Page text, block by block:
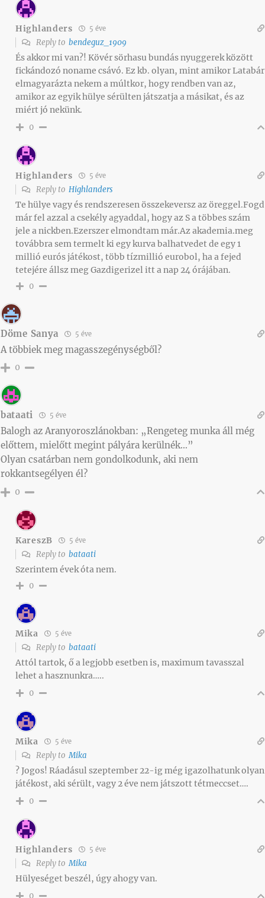
Highlanders 5 éve
Reply to bendeguz_1909
És akkor mi van?! Kövér sörhasu bundás nyuggerek között
fickándozó noname csávó. Ez kb. olyan, mint amikor Latabár
elmagyarázta nekem a múltkor, hogy rendben van az,
amikor az egyik hülye sérülten játszatja a másikat, és az
miért jó nekünk.
0
Highlanders 5 éve
Reply to Highlanders
Te hülye vagy és rendszeresen összekeversz az öreggel.Fogd
már fel azzal a csekély agyaddal, hogy az S a többes szám
jele a nickben.Ezerszer elmondtam már.Az akademia.meg
továbbra sem termelt ki egy kurva balhatvedet de egy 1
millió eurós játékost, több tízmillió eurobol, ha a fejed
tetejére állsz meg Gazdigerizel itt a nap 24 órájában.
0
Döme Sanya 5 éve
A többiek meg magasszegénységből?
0
bataati 5 éve
Balogh az Aranyoroszlánokban: „Rengeteg munka áll még
előttem, mielőtt megint pályára kerülnék…”
Olyan csatárban nem gondolkodunk, aki nem
rokkantsegélyen él?
0
KareszB 5 éve
Reply to bataati
Szerintem évek óta nem.
0
Mika 5 éve
Reply to bataati
Attól tartok, ő a legjobb esetben is, maximum tavasszal
lehet a hasznunkra…..
0
Mika 5 éve
Reply toMika
? Jogos! Ráadásul szeptember 22-ig még igazolhatunk olyan
játékost, aki sérült, vagy 2 éve nem játszott tétmeccset….
0
Highlanders 5 éve
Reply toMika
Hülyeséget beszél, úgy ahogy van.
0